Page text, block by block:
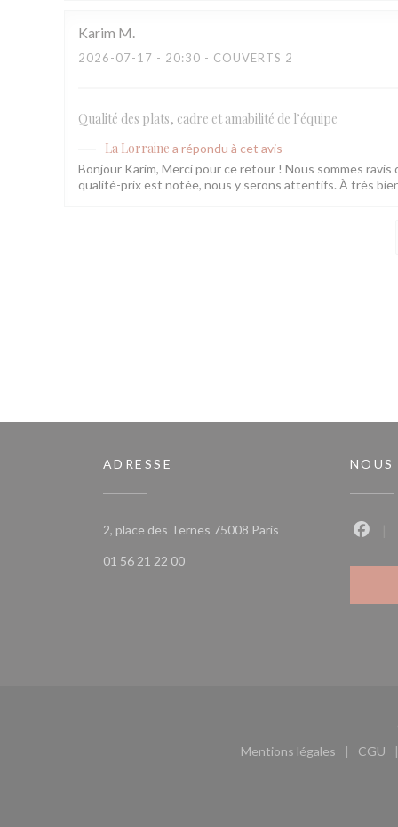
Karim M
2026-07-17 - 20:30 - COUVERTS 2
Qualité des plats, cadre et amabilité de l’équipe
La Lorraine a répondu à cet avis
Bonjour Karim, Merci pour ce retour ! Nous sommes
qualité-prix est notée, nous y serons attentifs. À très
ADRESSE
2, place des Ternes 75008 Paris((ouvre une nouvelle
01 56 21 22 00
NOUS
Mentions légales
((ouvre une
CGU